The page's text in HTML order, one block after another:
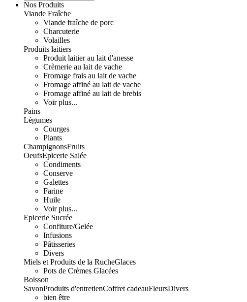
Nos Produits
Viande Fraîche
Viande fraîche de porc
Charcuterie
Volailles
Produits laitiers
Produit laitier au lait d'anesse
Crèmerie au lait de vache
Fromage frais au lait de vache
Fromage affiné au lait de vache
Fromage affiné au lait de brebis
Voir plus...
Pains
Légumes
Courges
Plants
ChampignonsFruits
OeufsEpicerie Salée
Condiments
Conserve
Galettes
Farine
Huile
Voir plus...
Epicerie Sucrée
Confiture/Gelée
Infusions
Pâtisseries
Divers
Miels et Produits de la RucheGlaces
Pots de Crèmes Glacées
Boisson
SavonProduits d'entretienCoffret cadeauFleursDivers
bien être